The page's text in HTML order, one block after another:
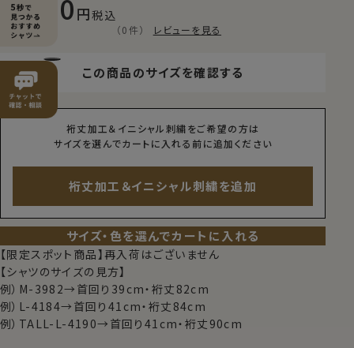
8,800 税込
（0件） レビューを見る
この商品のサイズを確認する
裄丈加工＆イニシャル刺繍をご希望の方は
サイズを選んでカートに入れる前に追加ください
裄丈加工＆イニシャル刺繍を追加
サイズ・色を選んでカートに入れる
【限定スポット商品】再入荷はございません
【シャツのサイズの見方】
例）M-3982→首回り39cm・裄丈82cm
例）L-4184→首回り41cm・裄丈84cm
例）TALL-L-4190→首回り41cm・裄丈90cm